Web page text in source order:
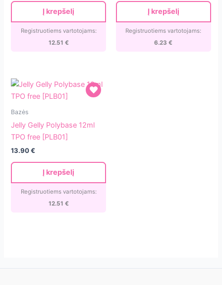
12ml
TPO/HEMA
FREE
Į krepšelį
Registruotiems vartotojams:
12.51 €
tips/12
Į krepšelį
Registruotiems vartotojams:
6.23€
Jelly
Polybase
TPO
free
Bazės
Jelly Gelly Polybase 12ml
TPO free [PLB01]
13.90€
Į krepšelį
Registruotiems vartotojams:
12.51 €